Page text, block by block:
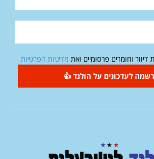
וחומרים פרסומיים ואת מדיניות הפרטיות
לעדכונים על הולנד 👍